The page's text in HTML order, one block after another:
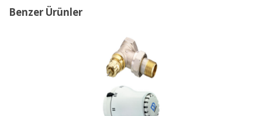
Benzer Ürünler
İncele